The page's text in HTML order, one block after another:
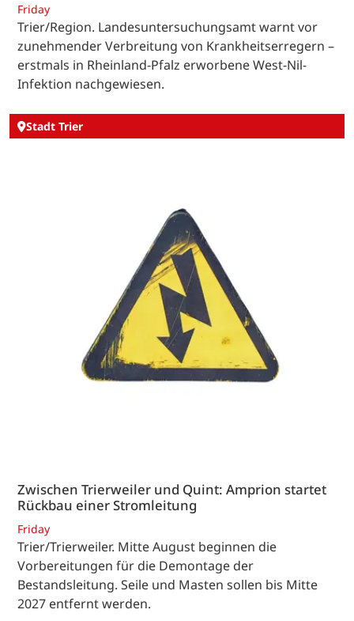
Friday
Trier/Region. Landesuntersuchungsamt warnt vor
zunehmender Verbreitung von Krankheitserregern –
erstmals in Rheinland-Pfalz erworbene West-Nil-
Infektion nachgewiesen.
Stadt Trier
Zwischen Trierweiler und Quint: Amprion startet
Rückbau einer Stromleitung
Friday
Trier/Trierweiler. Mitte August beginnen die
Vorbereitungen für die Demontage der
Bestandsleitung. Seile und Masten sollen bis Mitte
2027 entfernt werden.